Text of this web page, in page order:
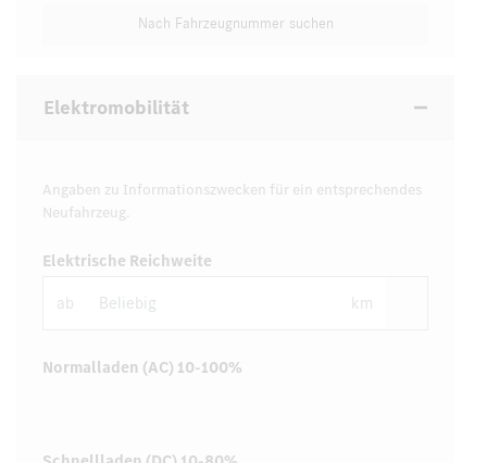
Nach Fahrzeugnummer suchen
Elektromobilität
Angaben zu Informationszwecken für ein entsprechendes
Neufahrzeug.
Elektrische Reichweite
ab km
Normalladen (AC) 10-100%